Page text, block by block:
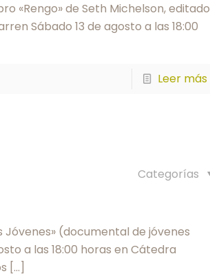
«Rengo» de Seth Michelson, editado
Sábado 13 de agosto a las 18:00
Leer más
Categorías
(documental de jóvenes
a las 18:00 horas en Cátedra
[…]